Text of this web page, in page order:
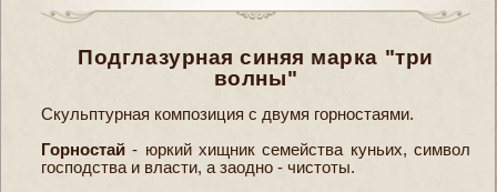
Подглазурная синяя марка "три
волны"
Скульптурная композиция с двумя горностаями.
Горностай - юркий хищник семейства куньих, символ
господства и власти, а заодно - чистоты.